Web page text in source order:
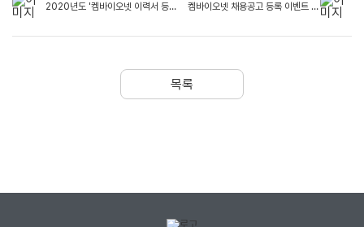
2020년도 '켐바이오넷 이력서 등록' 당첨자 발표(11월) 켐바이오넷 채용공고 등록 이벤트 (2020-5차)
목록